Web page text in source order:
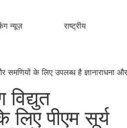
न्यूज़ राष्ट्रीय
और समणियों के लिए उपलब्ध है
विद्युत
पीएम सूर्य